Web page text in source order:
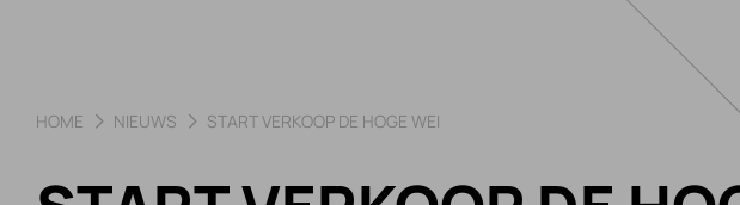
EXPERTISE PROJECTEN OVER ONS
HOME NIEUWS START VERKOOP DE HOGE WEI